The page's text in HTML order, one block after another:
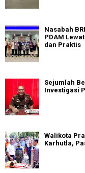
Nasabah
PDAM
dan Praktis
Sejumlah
Investigasi
Walikota
Karhutla,